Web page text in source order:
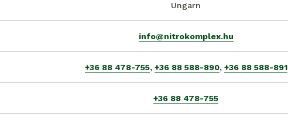
Ungarn
info@nitrokomplex.hu
+36 88 478-755, +36 88 588-890, +36 88 588-891
+36 88 478-755